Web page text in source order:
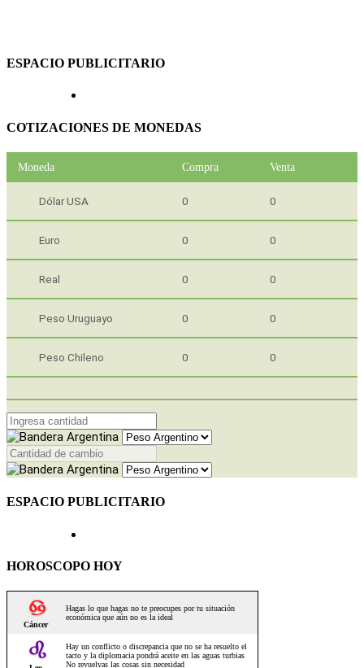
ESPACIO PUBLICITARIO
COTIZACIONES DE MONEDAS
Moneda Compra Venta
Dólar USA 0 0
Euro 0 0
Real 0 0
Peso Uruguayo 0 0
Peso Chileno 0 0
ESPACIO PUBLICITARIO
HOROSCOPO HOY